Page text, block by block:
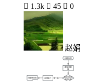
 1.3k  45  0
赵娟